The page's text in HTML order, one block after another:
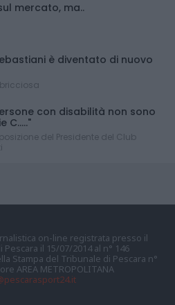
mercato, ma..
è diventato di nuovo
con disabilità non sono
C....."
del Presidente del Club
on-line registrata presso il
Pescara il 15/07/2014 al n° 146
Stampa del Tribunale di Pescara n°
AREA METROPOLITANA